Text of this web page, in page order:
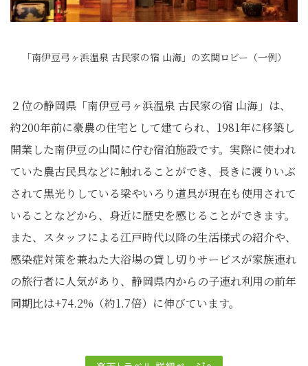
「南伊豆弓ヶ浜温泉 古民家の宿 山海」の玄関ロビー（一例）
２位の静岡県「南伊豆弓ヶ浜温泉 古民家の宿 山海」は、
約200年前に豪農の住宅として建てられ、1981年に移築し
開業した南伊豆の山間に佇む宿泊施設です。実際に使われ
ていた農古民具などに触れることができ、長きに渡りいぶ
されて黒光りしている梁やいろり道具が現在も使用されて
いることなどから、身近に歴史を感じることができます。
また、スタッフによる江戸時代以降の生活様式の紹介や、
感染症対策を兼ねた大浴場の貸し切りサービスが家族連れ
の旅行者に人気があり、静岡県内からの子連れ利用の前年
同期比は+74.2%（約1.7倍）に伸びています。